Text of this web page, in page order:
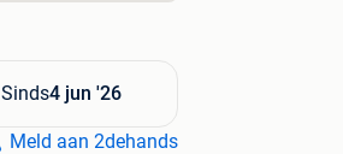
Sinds4 jun '26
Meld aan 2dehands